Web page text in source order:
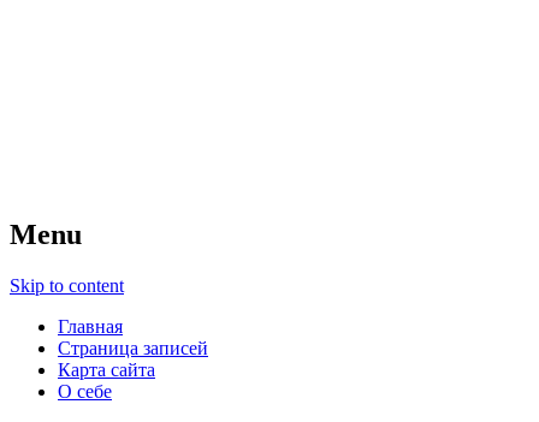
Menu
Skip to content
Главная
Страница записей
Карта сайта
О себе